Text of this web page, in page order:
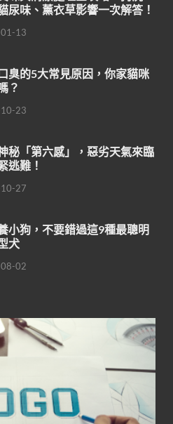
尿味、薰衣草影響一次解答！
13
臭的5大常見原因，你家貓咪
？
23
秘「第六感」，惡劣天氣來臨
逃難！
27
小狗，不要錯過這9種最聰明
犬
02